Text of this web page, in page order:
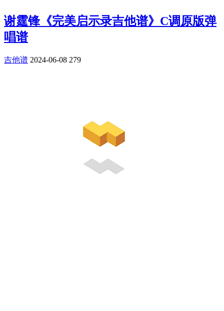
谢霆锋《完美启示录吉他谱》C调原版弹
唱谱
吉他谱 2024-06-08 279